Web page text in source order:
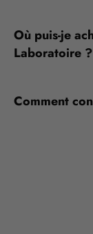
Où puis-je
Laboratoire ?
Comment